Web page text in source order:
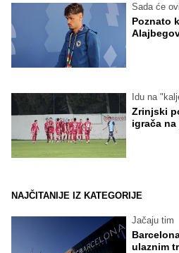
Sada će
Poznato
Idu na
Zrinjski
igrača
NAJČITANIJE IZ KATEGORIJE
Jačaju tim
ulaznim